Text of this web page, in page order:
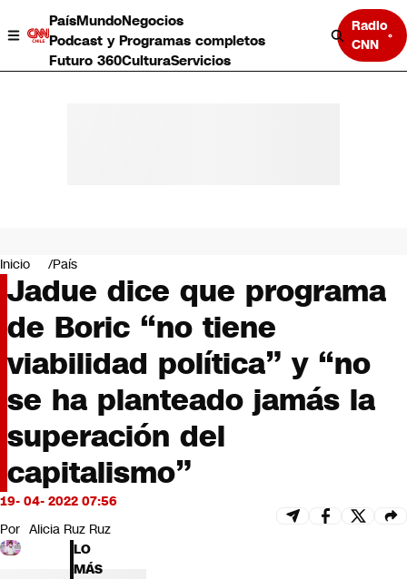
PaísMundoNegocios
Podcast y Programas completos
Futuro 360CulturaServicios
Radio
CNN
Negocios
Deportes
Programas completos
Cultura
Servicios
Bits
CNN tiempo
Opinión
Inicio País
Jadue dice que programa
de Boric “no tiene
viabilidad política” y “no
se ha planteado jamás la
superación del
capitalismo”
19- 04- 2022 07:56
Por Alicia Ruz Ruz
LO
MÁS